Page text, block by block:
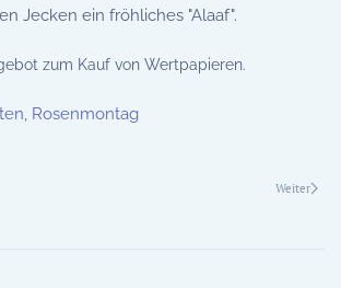
Jecken ein fröhliches "Alaaf".
zum Kauf von Wertpapieren.
, Rosenmontag
Weiter